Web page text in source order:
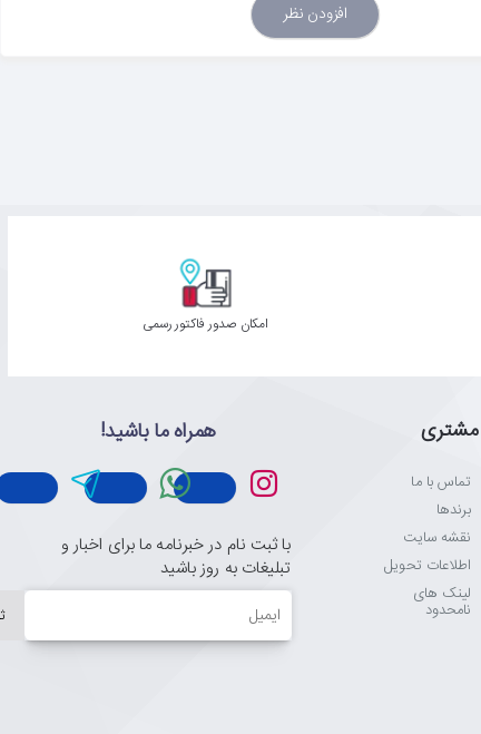
افزودن نظر
امکان صدور فاکتور رسمی
تماس با ما
برندها
نقشه سایت
اطلاعات تحویل
لینک های
نامحدود
همراه ما باشید!
با ثبت نام در خبرنامه ما برای اخبار و
تبلیغات به روز باشید
ایمیل